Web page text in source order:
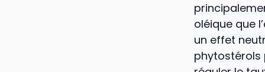
oléique que
un effet
phytostérols